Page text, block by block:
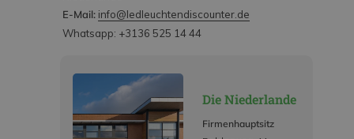
E-Mail: info@ledleuchtendiscounter.de
Whatsapp: +3136 525 14 44
Die Niederlande
Firmenhauptsitz